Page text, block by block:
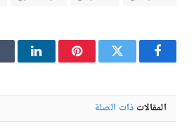
فيسبوكتويتر بينتيريستلينكدإن
المقالات ذات الصلة